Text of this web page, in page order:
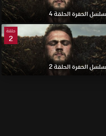
الحفرة الحلقة 4
حلقة
2
الحفرة الحلقة 2